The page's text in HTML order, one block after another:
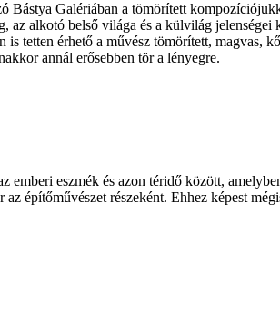
Galériában a tömörített
az alkotó belső világa és a külvilág
tetten érhető a művész tömörített,
annál erősebben tör a lényegre.
emberi eszmék és azon téridő között,
építőművészet részeként. Ehhez képest